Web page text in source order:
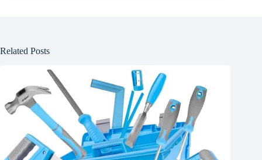
Related Posts